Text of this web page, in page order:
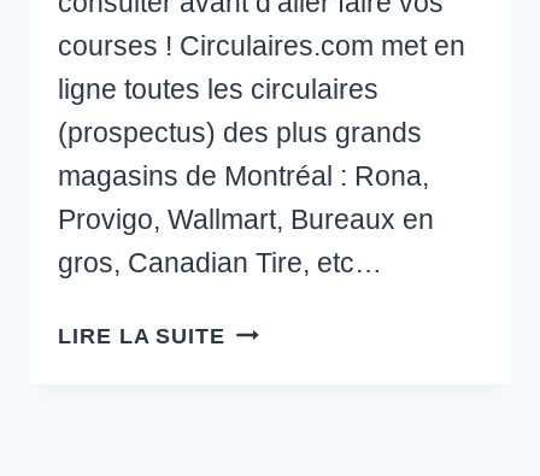
courses ! Circulaires.com met en
ligne toutes les circulaires
(prospectus) des plus grands
magasins de Montréal : Rona,
Provigo, Wallmart, Bureaux en
gros, Canadian Tire, etc…
LIRE LA SUITE FAITES